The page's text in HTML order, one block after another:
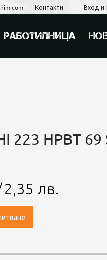
Контакти Вход и
РАБОТИЛНИЦА
223 HPBT 69
2,35 лв.